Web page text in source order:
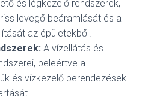
és légkezelő rendszerek,
levegő beáramlását és a
az épületekből.
A vízellátás és
beleértve a
és vízkezelő berendezések